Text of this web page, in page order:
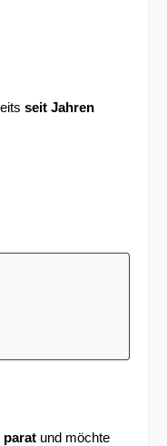
seit Jahren
parat und möchte